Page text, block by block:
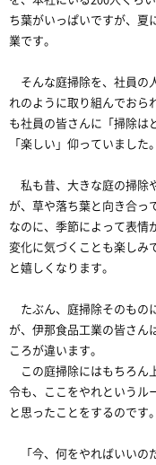
ち葉がいっぱいですが、夏
業です。
そんな庭掃除を、社員の
れのように取り組んでおら
も社員の皆さんに「掃除は
「楽しい」仰っていました
私も昔、大きな庭の掃除
が、草や落ち葉と向き合っ
なのに、季節によって表情
変化に気づくことも楽しみ
と嬉しくなります。
たぶん、庭掃除そのもの
が、伊那食品工業の皆さん
ころが違います。
この庭掃除にはもちろん
令も、ここをやれというル
と思ったことをするのです
「今、何をやればいいの